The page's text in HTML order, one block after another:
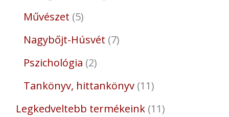
Művészet 5
Nagybőjt-Húsvét 7
Pszichológia 2
Tankönyv, hittankönyv 11
Legkedveltebb termékeink 11